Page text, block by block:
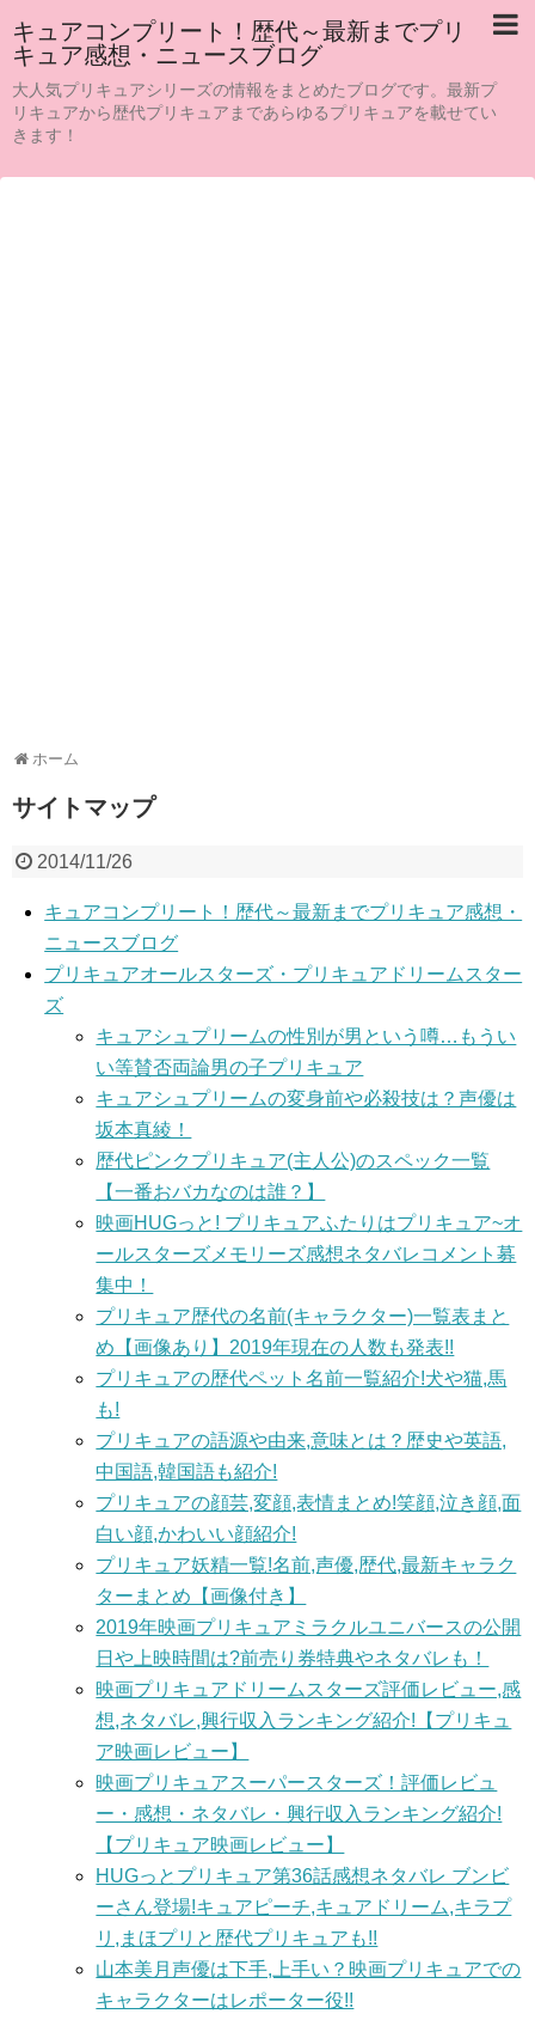
キュアコンプリート！歴代～最新までプリ
キュア感想・ニュースブログ
大人気プリキュアシリーズの情報をまとめたブログです。最新プ
リキュアから歴代プリキュアまであらゆるプリキュアを載せてい
きます！
ホーム
サイトマップ
2014/11/26
キュアコンプリート！歴代～最新までプリキュア感想・
ニュースブログ
プリキュアオールスターズ・プリキュアドリームスター
ズ
キュアシュプリームの性別が男という噂…もうい
い等賛否両論男の子プリキュア
キュアシュプリームの変身前や必殺技は？声優は
坂本真綾！
歴代ピンクプリキュア(主人公)のスペック一覧
【一番おバカなのは誰？】
映画HUGっと! プリキュアふたりはプリキュア~オ
ールスターズメモリーズ感想ネタバレコメント募
集中！
プリキュア歴代の名前(キャラクター)一覧表まと
め【画像あり】2019年現在の人数も発表!!
プリキュアの歴代ペット名前一覧紹介!犬や猫,馬
も!
プリキュアの語源や由来,意味とは？歴史や英語,
中国語,韓国語も紹介!
プリキュアの顔芸,変顔,表情まとめ!笑顔,泣き顔,面
白い顔,かわいい顔紹介!
プリキュア妖精一覧!名前,声優,歴代,最新キャラク
ターまとめ【画像付き】
2019年映画プリキュアミラクルユニバースの公開
日や上映時間は?前売り券特典やネタバレも！
映画プリキュアドリームスターズ評価レビュー,感
想,ネタバレ,興行収入ランキング紹介!【プリキュ
ア映画レビュー】
映画プリキュアスーパースターズ！評価レビュ
ー・感想・ネタバレ・興行収入ランキング紹介!
【プリキュア映画レビュー】
HUGっとプリキュア第36話感想ネタバレ ブンビ
ーさん登場!キュアピーチ,キュアドリーム,キラプ
リ,まほプリと歴代プリキュアも!!
山本美月声優は下手,上手い？映画プリキュアでの
キャラクターはレポーター役!!